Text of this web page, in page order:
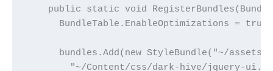
public static void
      BundleTable.EnableOptimizations = true;
bundles.Add(new StyleBundle("~/assets/
"~/Content/css/dark-hive/jquery-